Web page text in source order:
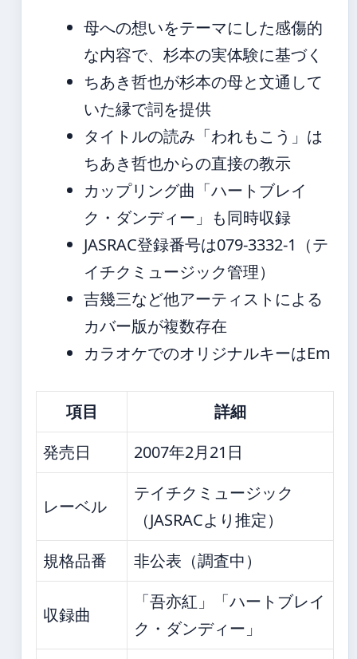
母への想いをテーマにした感傷的
な内容で、杉本の実体験に基づく
ちあき哲也が杉本の母と文通して
いた縁で詞を提供
タイトルの読み「われもこう」は
ちあき哲也からの直接の教示
カップリング曲「ハートブレイ
ク・ダンディー」も同時収録
JASRAC登録番号は079-3332-1（テ
イチクミュージック管理）
吉幾三など他アーティストによる
カバー版が複数存在
カラオケでのオリジナルキーはEm
項目
詳細
発売日
2007年2月21日
レーベル
テイチクミュージック
（JASRACより推定）
規格品番
非公表（調査中）
収録曲
「吾亦紅」「ハートブレイ
ク・ダンディー」